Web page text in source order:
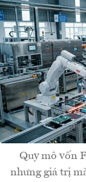
Quy mô vốn
nhưng giá trị